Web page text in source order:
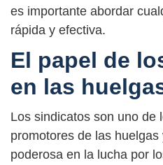
es importante abordar
rápida y efectiva.
El papel de
en las
Los sindicatos son uno de
promotores de las
poderosa en la lucha por